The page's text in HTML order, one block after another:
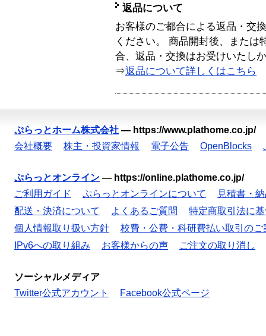
返品について
お客様のご都合による返品・交
ください。 商品開封後、または
合、返品・交換はお受けいたし
⇒返品について詳しくはこちら
ぷらっとホーム株式会社 — https://www.plathome.co.jp/
会社概要
株主・投資家情報 電子公告 OpenBlocks
ぷらっとオンライン — https://online.plathome.co.jp/
ご利用ガイド
ぷらっとオンラインについて
見積書・
配送・決済について
よくあるご質問
特定商取引法に
個人情報取り扱い方針
校費・公費・科研費払い取引のご
IPv6への取り組み
お客様からの声 ご注文の取り消し
ソーシャルメディア
Twitter公式アカウント
Facebook公式ページ